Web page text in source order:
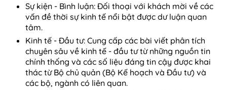
Sự kiện - Bình luận: Đối thoại với khách mời về các
vấn đề thời sự kinh tế nổi bật được dư luận quan
tâm.
Kinh tế - Đầu tư: Cung cấp các bài viết phân tích
chuyên sâu về kinh tế - đầu tư từ những nguồn tin
chính thống và các số liệu đáng tin cậy được khai
thác từ Bộ chủ quản (Bộ Kế hoạch và Đầu tư) và
các bộ, ngành có liên quan.